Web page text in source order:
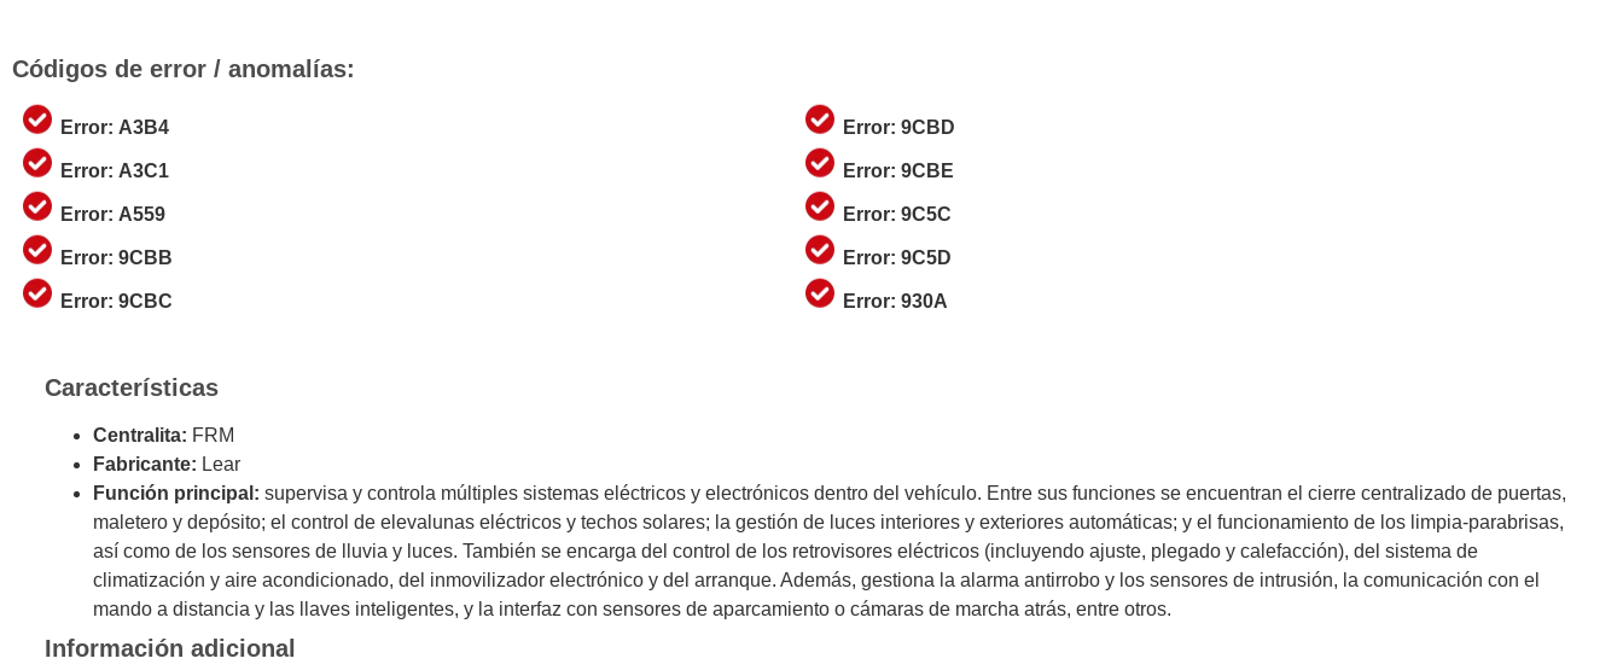
Códigos de error / anomalías:
Error: A3B4
Error: A3C1
Error: A559
Error: 9CBB
Error: 9CBC
Error: 9CBD
Error: 9CBE
Error: 9C5C
Error: 9C5D
Error: 930A
Características
Centralita: FRM
Fabricante: Lear
Función principal: supervisa y controla múltiples sistemas eléctricos y electrónicos dentro del vehículo. Entre sus funciones se encuentran el cierre centralizado de puertas,
maletero y depósito; el control de elevalunas eléctricos y techos solares; la gestión de luces interiores y exteriores automáticas; y el funcionamiento de los limpia-parabrisas,
así como de los sensores de lluvia y luces. También se encarga del control de los retrovisores eléctricos (incluyendo ajuste, plegado y calefacción), del sistema de
climatización y aire acondicionado, del inmovilizador electrónico y del arranque. Además, gestiona la alarma antirrobo y los sensores de intrusión, la comunicación con el
mando a distancia y las llaves inteligentes, y la interfaz con sensores de aparcamiento o cámaras de marcha atrás, entre otros.
Información adicional